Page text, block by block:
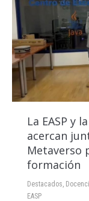
La EASP y
acercan
Metaverso
formación
Destacados
EASP